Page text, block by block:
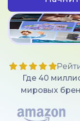
Где 40
мировых